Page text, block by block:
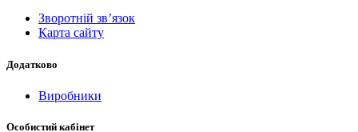
Зворотній зв’язок
Карта сайту
Додатково
Виробники
Особистий кабінет